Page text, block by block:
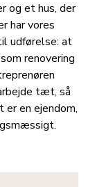
og et hus, der
har vores
udførelse: at
renovering
tæt, så
en ejendom,